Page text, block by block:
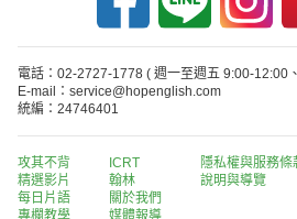
電話：02-2727-1778 ( 週一至週五 9:00-12:00
E-mail：service@hopenglish.com
統編：24746401
攻其不背
精選影片
每日片語
專欄教學
ICRT
翰林
關於我們
媒體報導
隱私權與服務條
說明與導覽